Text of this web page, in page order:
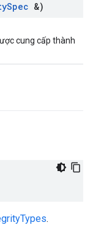
Spec &)
cung cấp thành
.